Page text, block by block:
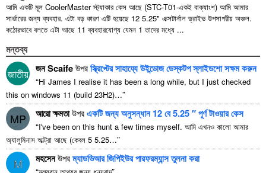
আমি একটি মূল CoolerMaster স্ট্যাকার কেস আছে (STC-T01-একই বাক্যাংশ) আমি আমার
সার্ভারের জন্য ব্যবহার. এটা বড় কারণ এটি হয়েছে 12 5.25" এক্সটার্নাল ড্রাইভ উপসাগরীয় অঞ্চল.
কঠোরভাবে বলতে এটা আছে 11 ব্যবহারযোগ্য যেমন 1 তাদের মধ্যে ...
মন্তব্য
জাতীয় জন Scaifeউপরস্ক্রিপ্টের সাহায্যে উইন্ডোজ ডেস্কটপ স্লাইডশো সক্ষম করুন
“Hi James I realise it has been a long while, but I just checked
this on windows 11 (build 23H2)…”
MP আরো ক্ষমতাউপরএকটি জন্য অনুসন্ধান 12 বে 5.25 ″ পূর্ণ টাওয়ার কেস
“I've been on this hunt a few times myself. আমি এখনও কালো আমার
অ্যালুমিনাস আল্ট্রা আছে (কেবল 5 5.25…”
M মহসেনউপরম্যাডভিআর জিপিইউর পারফরম্যান্স তুলনা করা